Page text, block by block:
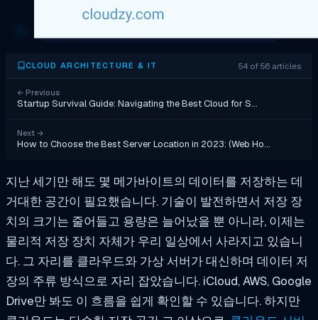
CLOUD ARCHITECTURE & IT 54 of 56 articles
← Previous
Startup Survival Guide: Navigating the Best Cloud for S…
Next →
How to Choose the Best Server Location in 2023: (Web Ho…
지난 세기만 해도 몇 메가바이트의 데이터를 저장하는 데
거대한 공간이 필요했습니다. 기술이 발전하면서 저장 장
치의 크기는 줄어들고 용량은 늘어났을 뿐 아니라, 이제는
물리적 저장 장치 자체가 우리 일상에서 사라지고 있습니
다. 그 자리를 클라우드와 가상 서버가 대신하며 데이터 저
장의 주류 방식으로 자리 잡았습니다. iCloud, AWS, Google
Drive만 봐도 이 흐름을 쉽게 확인할 수 있습니다. 하지만